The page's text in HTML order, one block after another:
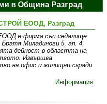
в Община Разград
ЕООД, Разград
е фирма със седалище
Братя Миладинови 5, ап. 4.
дейност в областта на
Извършва
на офис и жилищни сгради
Информация